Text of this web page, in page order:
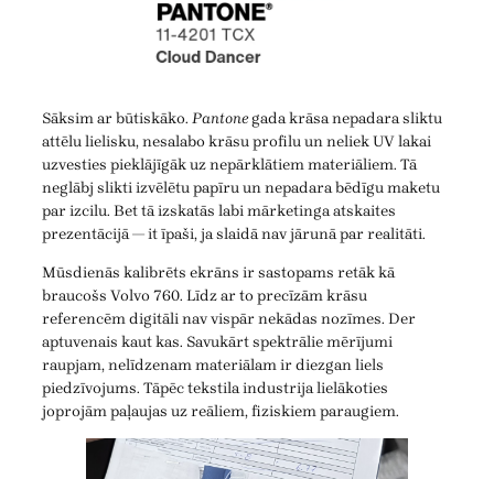
Sāksim ar būtiskāko. Pantonegada krāsa nepadara sliktu
attēlu lielisku, nesalabo krāsu profilu un neliek UV lakai
uzvesties pieklājīgāk uz nepārklātiem materiāliem. Tā
neglābj slikti izvēlētu papīru un nepadara bēdīgu maketu
par izcilu. Bet tā izskatās labi mārketinga atskaites
prezentācijā — it īpaši, ja slaidā nav jārunā par realitāti.
Mūsdienās kalibrēts ekrāns ir sastopams retāk kā
braucošs Volvo 760. Līdz ar to precīzām krāsu
referencēm digitāli nav vispār nekādas nozīmes. Der
aptuvenais kaut kas. Savukārt spektrālie mērījumi
raupjam, nelīdzenam materiālam ir diezgan liels
piedzīvojums. Tāpēc tekstila industrija lielākoties
joprojām paļaujas uz reāliem, fiziskiem paraugiem.